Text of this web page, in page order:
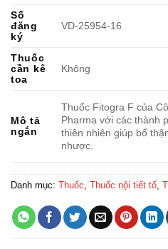
Số
đăng
ký
VD-25954-16
Thuốc
cần kê
toa
Không
Mô tả
ngắn
Thuốc Fitogra F của
Pharma với các thành
thiên nhiên giúp bổ
nhược.
Danh mục: Thuốc Thuốc nội tiết tố